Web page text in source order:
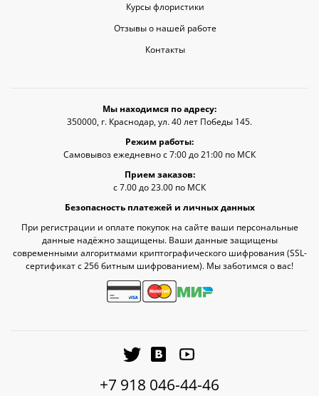
Курсы флористики
Отзывы о нашей работе
Контакты
Мы находимся по адресу:
350000, г. Краснодар, ул. 40 лет Победы 145.
Режим работы:
Самовывоз ежедневно с 7:00 до 21:00 по МСК
Прием заказов:
с 7.00 до 23.00 по МСК
Безопасность платежей и личных данных
При регистрации и оплате покупок на сайте ваши персональные
данные надёжно защищены. Ваши данные защищены
современными алгоритмами криптографического шифрования (SSL-
сертификат c 256 битным шифрованием). Мы заботимся о вас!
+7 918 046-44-46